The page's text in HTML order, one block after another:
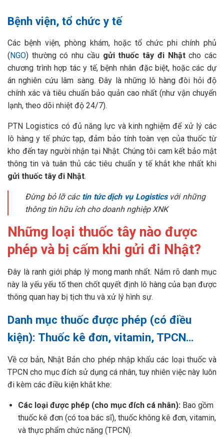
Bệnh viện, tổ chức y tế
Các bệnh viện, phòng khám, hoặc tổ chức phi chính phủ
( NGO) thường có nhu cầu gửi thuốc tây đi Nhậtcho các
chương trình hợp tác y tế, bệnh nhân đặc biệt, hoặc các dự
án nghiên cứu lâm sàng. Đây là những lô hàng đòi hỏi độ
chính xác và tiêu chuẩn bảo quản cao nhất (như vận chuyển
lạnh, theo dõi nhiệt độ 24/7).
PTN Logistics có đủ năng lực và kinh nghiệm để xử lý các
lô hàng y tế phức tạp, đảm bảo tính toàn vẹn của thuốc từ
kho đến tay người nhận tại Nhật. Chúng tôi cam kết bảo mật
thông tin và tuân thủ các tiêu chuẩn y tế khắt khe nhất khi
gửi thuốc tây đi Nhật.
Đừng bỏ lỡ các tin tức dịch vụ Logisticsvới những
thông tin hữu ích cho doanh nghiệp XNK
Những loại thuốc tây nào được
phép và bị cấm khi gửi đi Nhật?
Đây là ranh giới pháp lý mong manh nhất. Nắm rõ danh mục
này là yếu yếu tố then chốt quyết định lô hàng của bạn được
thông quan hay bị tịch thu và xử lý hình sự.
Danh mục thuốc được phép (có điều
kiện): Thuốc kê đơn, vitamin, TPCN…
Về cơ bản, Nhật Bản cho phép nhập khẩu các loại thuốc và
TPCN cho mục đích sử dụng cá nhân, tuy nhiên việc này luôn
đi kèm các điều kiện khắt khe:
Các loại được phép (cho mục đích cá nhân): Bao gồm
thuốc kê đơn (có toa bác sĩ), thuốc không kê đơn, vitamin,
và thực phẩm chức năng (TPCN).